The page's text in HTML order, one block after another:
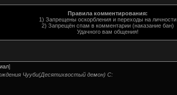
Правила комментирования:
1) Запрещены оскорбления и переходы на личности
2) Запрещён спам в комментарии (наказание бан)
Удачного вам общения!
]
Чууби(Десятихвостый демон) C: